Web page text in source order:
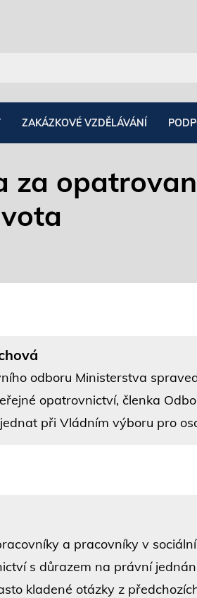
ZAKÁZKOVÉ VZDĚLÁVÁNÍ
odboru Ministerstva
opatrovnictví, členka
při Vládním výboru pro
a pracovníky v
s důrazem na právní
kladené otázky z